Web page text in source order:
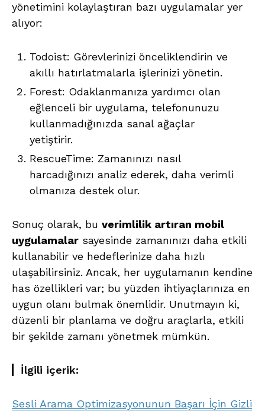
yönetimini kolaylaştıran bazı uygulamalar yer
alıyor:
Todoist: Görevlerinizi önceliklendirin ve
akıllı hatırlatmalarla işlerinizi yönetin.
Forest: Odaklanmanıza yardımcı olan
eğlenceli bir uygulama, telefonunuzu
kullanmadığınızda sanal ağaçlar
yetiştirir.
RescueTime: Zamanınızı nasıl
harcadığınızı analiz ederek, daha verimli
olmanıza destek olur.
Sonuç olarak, bu verimlilik artıran mobil
uygulamalar sayesinde zamanınızı daha etkili
kullanabilir ve hedeflerinize daha hızlı
ulaşabilirsiniz. Ancak, her uygulamanın kendine
has özellikleri var; bu yüzden ihtiyaçlarınıza en
uygun olanı bulmak önemlidir. Unutmayın ki,
düzenli bir planlama ve doğru araçlarla, etkili
bir şekilde zamanı yönetmek mümkün.
İlgili içerik:
Sesli Arama Optimizasyonunun Başarı İçin Gizli